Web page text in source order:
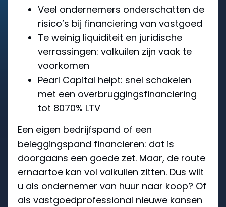
Veel ondernemers onderschatten de
risico’s bij financiering van vastgoed
Te weinig liquiditeit en juridische
verrassingen: valkuilen zijn vaak te
voorkomen
Pearl Capital helpt: snel schakelen
met een overbruggingsfinanciering
tot 8070% LTV
Een eigen bedrijfspand of een
beleggingspand financieren: dat is
doorgaans een goede zet. Maar, de route
ernaartoe kan vol valkuilen zitten. Dus wilt
u als ondernemer van huur naar koop? Of
als vastgoedprofessional nieuwe kansen